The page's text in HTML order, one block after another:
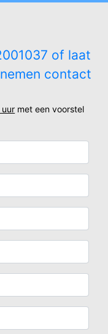
of laat
contact
uur met een voorstel